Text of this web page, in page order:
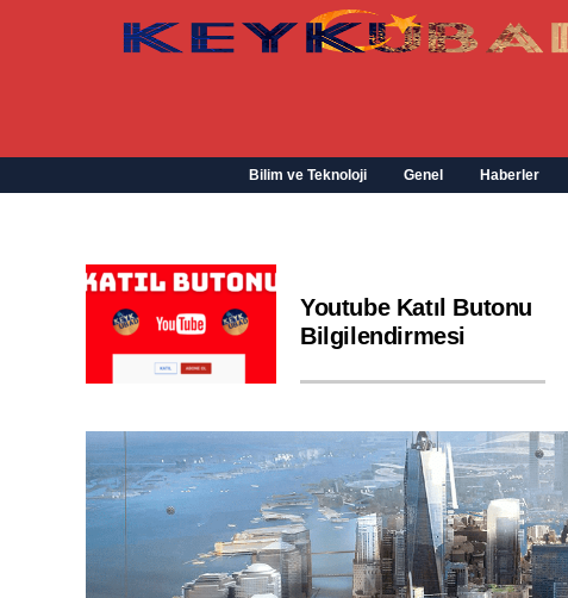
Bilim ve Teknoloji Genel Haberler
Youtube Katıl Butonu
Bilgilendirmesi